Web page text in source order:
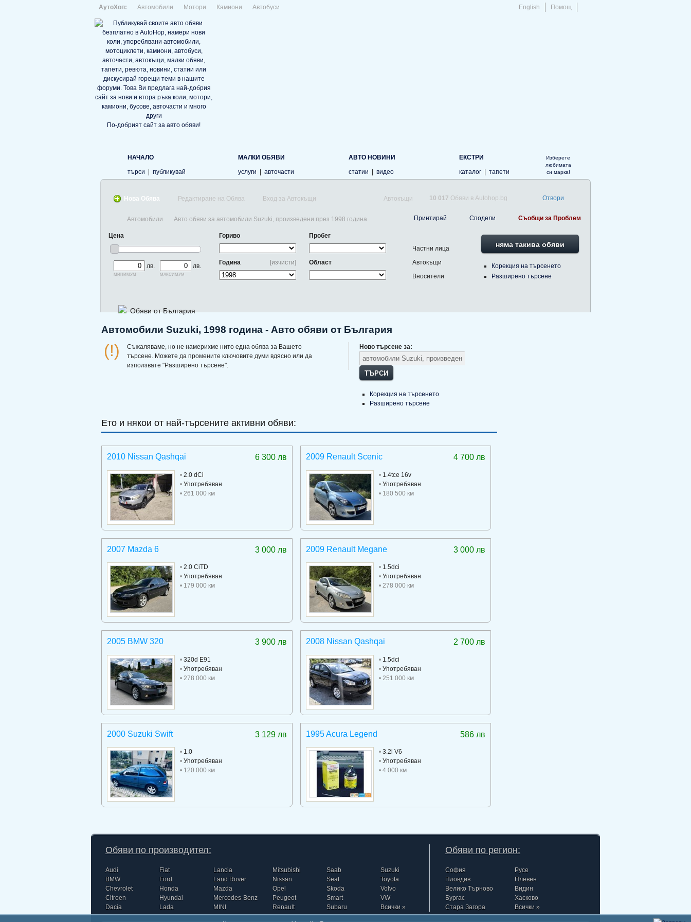
English Помощ
АутоХоп: Автомобили Мотори Камиони Автобуси
По-добрият сайт за авто обяви!
НАЧАЛО
търси
публикувай
МАЛКИ ОБЯВИ
услуги
авточасти
АВТО НОВИНИ
статии
видео
ЕКСТРИ
каталог
тапети
Изберете
любимата
си марка!
Нова Обява Редактиране на Обява Вход за Автокъщи Автокъщи 10 017 Обяви в Autohop.bg Отвори
Принтирай Сподели Съобщи за Проблем
Автомобили Авто обяви за автомобили Suzuki, произведени през 1998 година
Цена
лв.
минимум
лв.
максимум
Гориво
[изчисти]
Година
Пробег
Област
Частни лица
Автокъщи
Вносители
няма такива обяви
Корекция на търсенето
Разширено търсене
Обяви от България
Автомобили Suzuki, 1998 година - Авто обяви от България
(!)
Съжаляваме, но не намерихме нито една обява за Вашето
търсене. Можете да промените ключовите думи вдясно или да
използвате "Разширено търсене".
Ново търсене за:
ТЪРСИ
Корекция на търсенето
Разширено търсене
Ето и някои от най-търсените активни обяви:
6 300 лв
2010 Nissan Qashqai
• 2.0 dCi
• Употребяван
• 261 000 км
4 700 лв
2009 Renault Scenic
•1.4tce 16v
•Употребяван
• 180 500 км
3 000 лв
2007 Mazda 6
• 2.0 CiTD
• Употребяван
• 179 000 км
3 000 лв
2009 Renault Megane
•1.5dci
•Употребяван
• 278 000 км
3 900 лв
2005 BMW 320
• 320d E91
• Употребяван
• 278 000 км
2 700 лв
2008 Nissan Qashqai
•1.5dci
•Употребяван
• 251 000 км
3 129 лв
2000 Suzuki Swift
• 1.0
• Употребяван
• 120 000 км
586 лв
1995 Acura Legend
•3.2i V6
•Употребяван
• 4 000 км
Обяви по производител:
Audi
BMW
Chevrolet
Citroen
Dacia
Fiat
Ford
Honda
Hyundai
Lada
Lancia
Land Rover
Mazda
Mercedes-Benz
MINI
Mitsubishi
Nissan
Opel
Peugeot
Renault
Saab
Seat
Skoda
Smart
Subaru
Suzuki
Toyota
Volvo
VW
Всички »
Обяви по регион:
София
Пловдив
Велико Търново
Бургас
Стара Загора
Русе
Плевен
Видин
Хасково
Всички »